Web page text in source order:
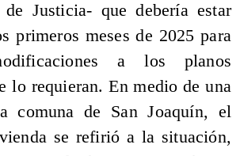
Justicia- que debería estar
primeros meses de 2025 para
a los planos
lo requieran. En medio de una
comuna de San Joaquín, el
se refirió a la situación,